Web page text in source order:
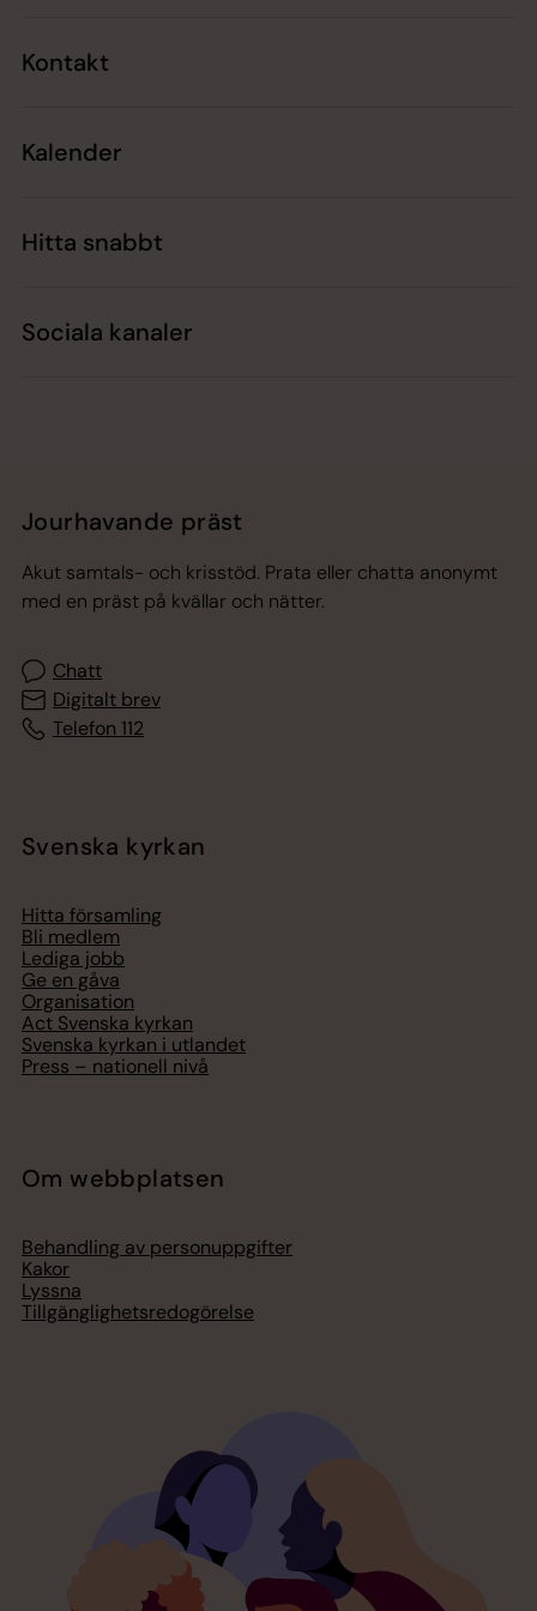
Kontakt
Kalender
Hitta snabbt
Sociala kanaler
Jourhavande präst
Akut samtals- och krisstöd. Prata eller chatta anonymt
med en präst på kvällar och nätter.
Chatt
Digitalt brev
Telefon 112
Svenska kyrkan
Hitta församling
Bli medlem
Lediga jobb
Ge en gåva
Organisation
Act Svenska kyrkan
Svenska kyrkan i utlandet
Press – nationell nivå
Om webbplatsen
Behandling av personuppgifter
Kakor
Lyssna
Tillgänglighetsredogörelse